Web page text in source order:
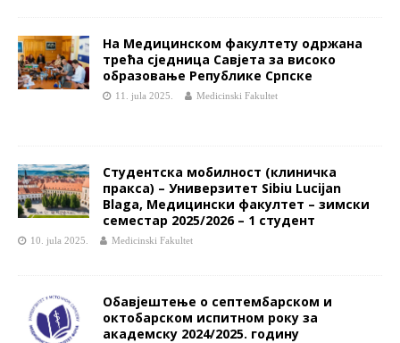
На Медицинском факултету одржана
трећа сједница Савјета за високо
образовање Републике Српске
11. jula 2025. Medicinski Fakultet
Студентска мобилност (клиничка
пракса) – Универзитет Sibiu Lucijan
Blaga, Медицински факултет – зимски
семестар 2025/2026 – 1 студент
10. jula 2025. Medicinski Fakultet
Обавјештење о септембарском и
октобарском испитном року за
академску 2024/2025. годину